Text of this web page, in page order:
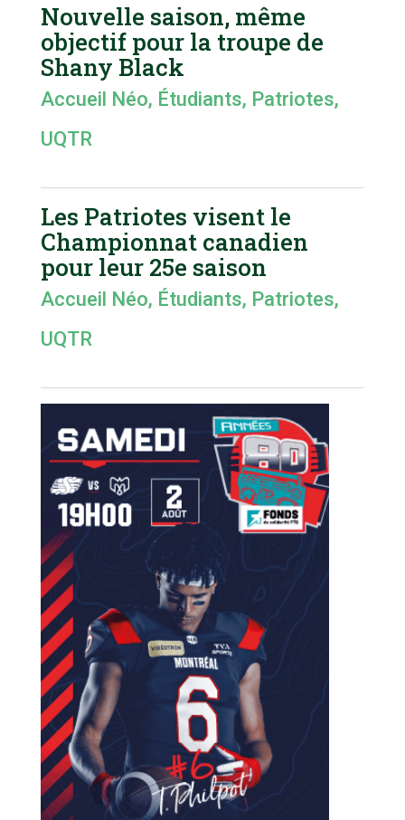
Nouvelle saison, même
objectif pour la troupe de
Shany Black
Accueil Néo, Étudiants, Patriotes,
UQTR
Les Patriotes visent le
Championnat canadien
pour leur 25e saison
Accueil Néo, Étudiants, Patriotes,
UQTR